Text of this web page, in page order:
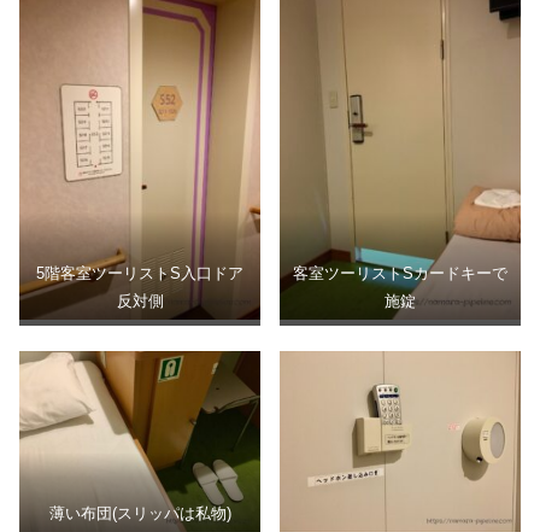
5階客室ツーリストS入口ドア
反対側
客室ツーリストSカードキーで
施錠
薄い布団(スリッパは私物)